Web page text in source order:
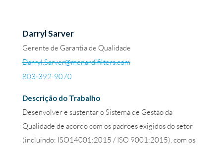
Darryl Sarver
Gerente de Garantia de Qualidade
Darryl.Sarver@menardifilters.com
803-392-9070
Descrição do Trabalho
Desenvolver e sustentar o Sistema de Gestão da
Qualidade de acordo com os padrões exigidos do setor
(incluindo: ISO14001:2015 / ISO 9001:2015), com os